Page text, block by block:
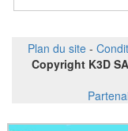
Plan du site -
Copyright K3D